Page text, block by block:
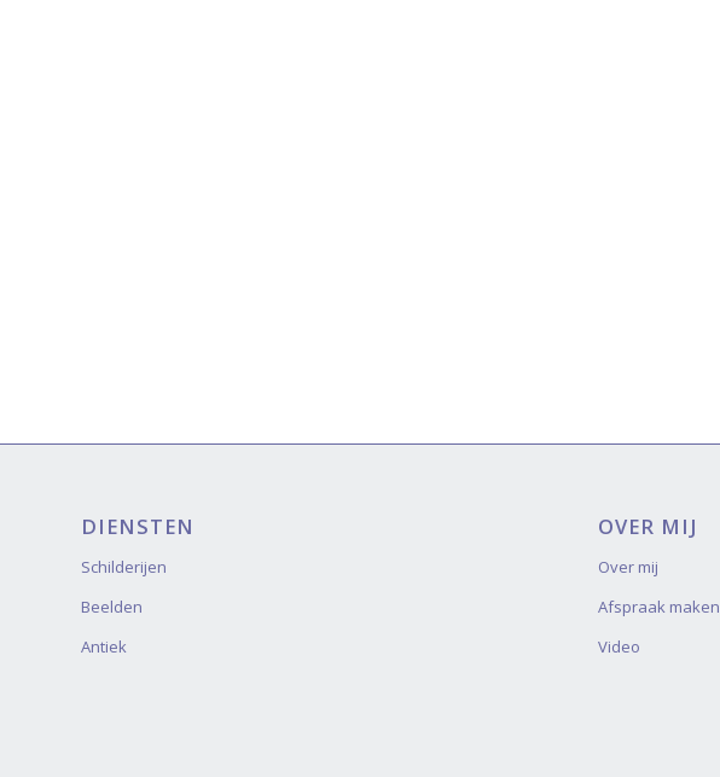
DIENSTEN
Schilderijen
Beelden
Antiek
OVER MIJ
Over mij
Afspraak maken
Video